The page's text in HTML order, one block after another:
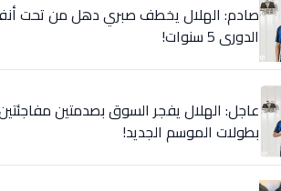
صادم: الهلال يخطف صبري دهل من تحت أنف
الدوري 5 سنوات!
عاجل: الهلال يفجر السوق بصدمتين
بطولات الموسم الجديد!